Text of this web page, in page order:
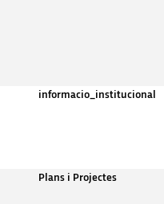
informacio_institucional
Plans i Projectes